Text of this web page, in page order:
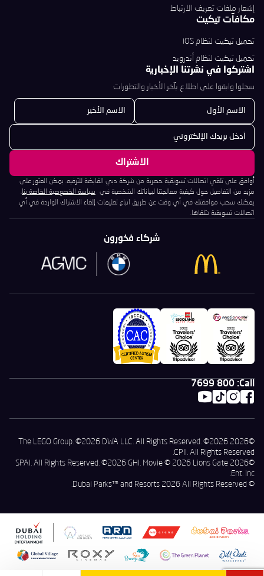
اشتركوا في نشرتنا الإخبارية
سجلوا وابقوا على اطلاع بآخر الأخبار والتطورات
أوافق على تلقي اتصالات تسويقية حصرية من شركة دبي القابضة للترفيه. يمكن العثور على
مزيد من التفاصيل حول كيفية معالجتنا لبياناتك الشخصية في
سياسة الخصوصية الخاصة بنا.
يمكنك سحب موافقتك في أي وقت عن طريق اتباع تعليمات إلغاء الاشتراك الواردة في أي
اتصالات تسويقية تتلقاها.
إشعار ملفات تعريف الارتباط
مكافآت تيكيت
تحميل تيكيت لنظام iOS
تحميل تيكيت لنظام أندرويد
Call:
800 7699
شركاء فخورون
©2026 The LEGO Group. ©2026 DWA LLC. All Rights Reserved. ©2026
CPII. All Rights Reserved.
©2026 SPAI. All Rights Reserved. ©2026 GHI. Movie © 2026 Lions Gate
Ent. Inc.
© Dubai Parks™ and Resorts 2026 All Rights Reserved.